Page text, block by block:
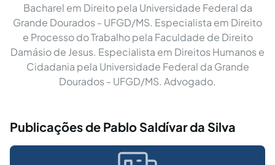
Bacharel em Direito pela Universidade Federal da
Grande Dourados - UFGD/MS. Especialista em Direito
e Processo do Trabalho pela Faculdade de Direito
Damásio de Jesus. Especialista em Direitos Humanos e
Cidadania pela Universidade Federal da Grande
Dourados - UFGD/MS. Advogado.
Publicações de Pablo Saldívar da Silva